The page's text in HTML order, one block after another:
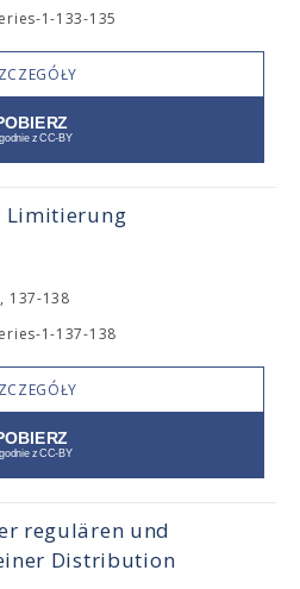
1-133-135
Limitierung
137-138
1-137-138
regulären und
Distribution